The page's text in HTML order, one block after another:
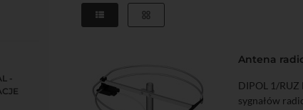
-
Antena
DIPOL 1/RUZ
sygnałów